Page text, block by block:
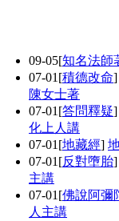
09-05[知名法師
07-01 [積德改命
陳女士著
07-01 [答問釋疑
化上人講
07-01 [地藏經]
07-01 [反對墮胎
主講
07-01 [佛說阿彌
人主講